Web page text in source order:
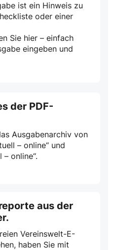
ist ein Hinweis zu
oder einer
Sie hier – einfach
eingeben und
der PDF-
Ausgabenarchiv von
– online“ und
online“.
aus der
Vereinswelt-E-
haben Sie mit